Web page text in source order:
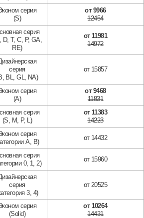
серия
(S)
от 9966
12454
серия
D, T, C, P, GA,
RE)
от 11981
14972
серия
BL, GL, NA)
от 15857
серия
(A)
от 9468
11831
серия
(S, M, P, L)
от 11383
14223
серия
A, B)
от 14432
серия
0, 1, 2)
от 15960
серия
3, 4)
от 20525
серия
(Solid)
от 10264
14431